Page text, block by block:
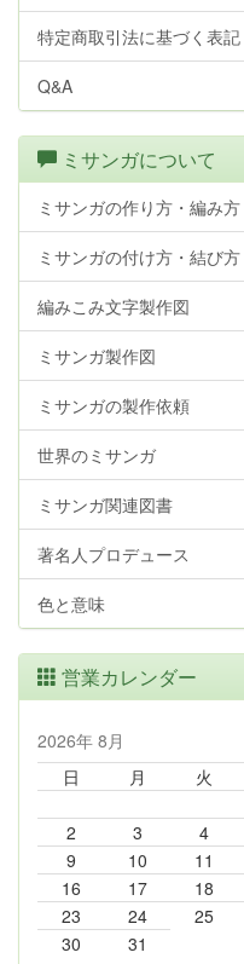
特定商取引法に基づく表記
Q&A
ミサンガについて
ミサンガの作り方・編み方
ミサンガの付け方・結び方
編みこみ文字製作図
ミサンガ製作図
ミサンガの製作依頼
世界のミサンガ
ミサンガ関連図書
著名人プロデュース
色と意味
営業カレンダー
2026年 8月
日
月 火
2
3 4
9
10 11
16
17 18
23
24 25
30
31